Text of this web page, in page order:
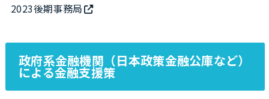
2023後期事務局
政府系金融機関（日本政策金融公庫など）
による金融支援策